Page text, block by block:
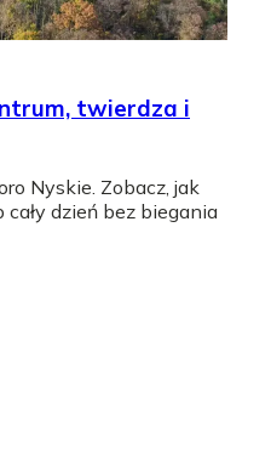
twierdza i
Nyskie. Zobacz, jak
cały dzień bez biegania